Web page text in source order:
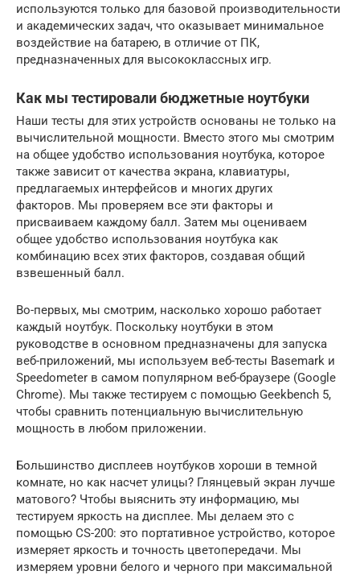
используются только для базовой производительности
и академических задач, что оказывает минимальное
воздействие на батарею, в отличие от ПК,
предназначенных для высококлассных игр.
Как мы тестировали бюджетные ноутбуки
Наши тесты для этих устройств основаны не только на
вычислительной мощности. Вместо этого мы смотрим
на общее удобство использования ноутбука, которое
также зависит от качества экрана, клавиатуры,
предлагаемых интерфейсов и многих других
факторов. Мы проверяем все эти факторы и
присваиваем каждому балл. Затем мы оцениваем
общее удобство использования ноутбука как
комбинацию всех этих факторов, создавая общий
взвешенный балл.
Во-первых, мы смотрим, насколько хорошо работает
каждый ноутбук. Поскольку ноутбуки в этом
руководстве в основном предназначены для запуска
веб-приложений, мы используем веб-тесты Basemark и
Speedometer в самом популярном веб-браузере (Google
Chrome). Мы также тестируем с помощью Geekbench 5,
чтобы сравнить потенциальную вычислительную
мощность в любом приложении.
Большинство дисплеев ноутбуков хороши в темной
комнате, но как насчет улицы? Глянцевый экран лучше
матового? Чтобы выяснить эту информацию, мы
тестируем яркость на дисплее. Мы делаем это с
помощью CS-200: это портативное устройство, которое
измеряет яркость и точность цветопередачи. Мы
измеряем уровни белого и черного при максимальной